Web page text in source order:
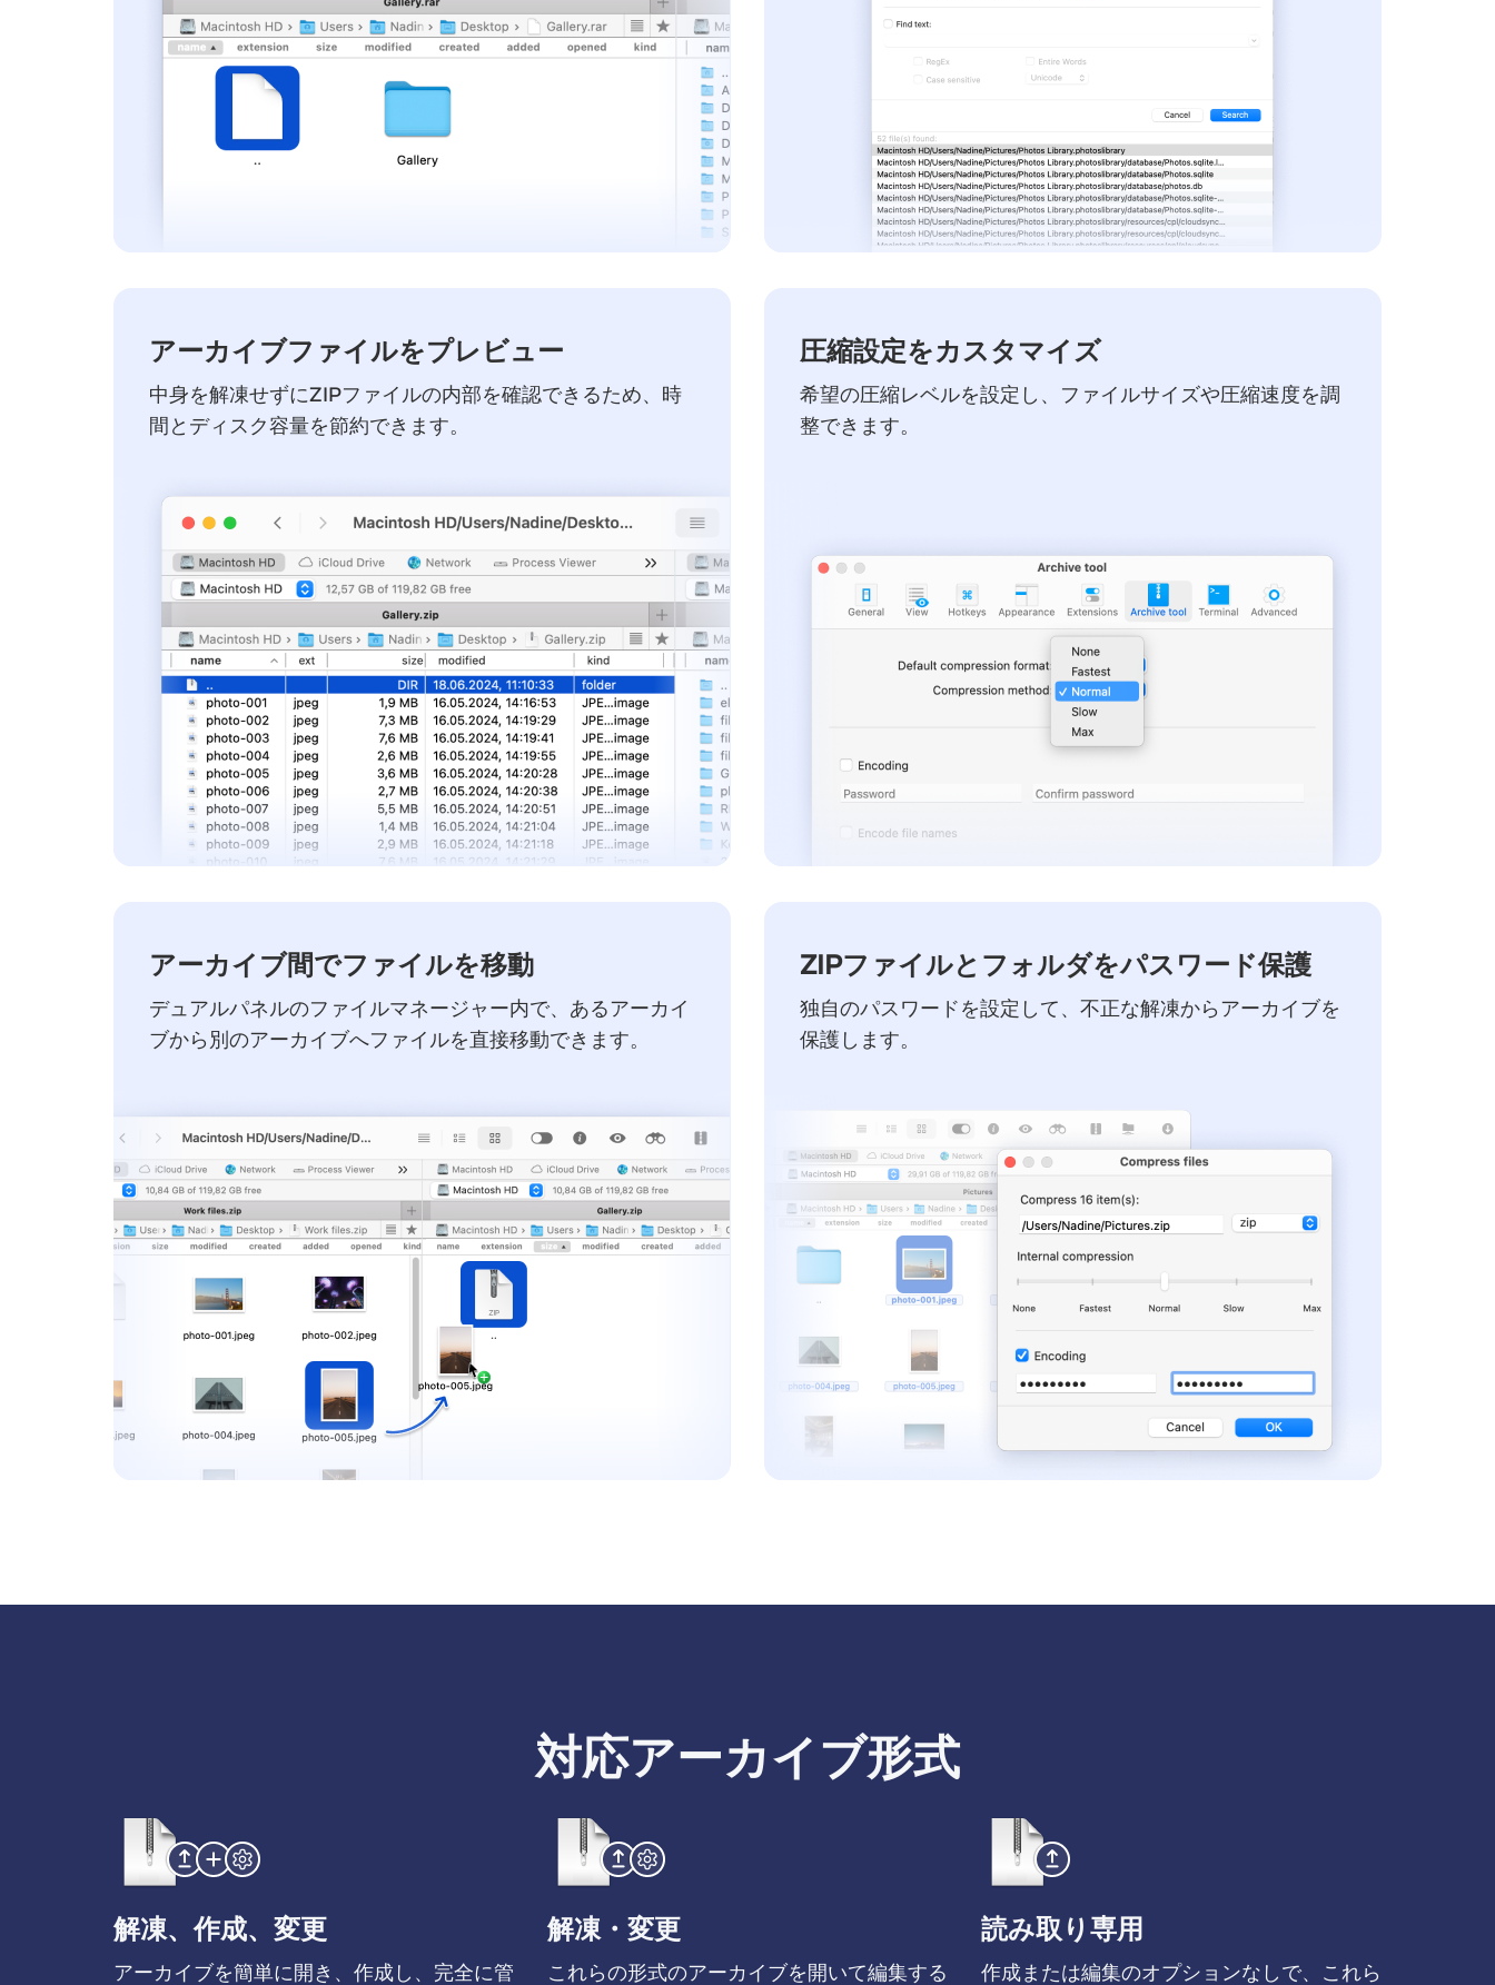
アーカイブファイルをプレビュー
中身を解凍せずにZIPファイルの内部を確認できるため、時
間とディスク容量を節約できます。
圧縮設定をカスタマイズ
希望の圧縮レベルを設定し、ファイルサイズや圧縮速度を調
整できます。
アーカイブ間でファイルを移動
デュアルパネルのファイルマネージャー内で、あるアーカイ
ブから別のアーカイブへファイルを直接移動できます。
ZIPファイルとフォルダをパスワード保護
独自のパスワードを設定して、不正な解凍からアーカイブを
保護します。
対応アーカイブ形式
解凍、作成、変更
アーカイブを簡単に開き、作成し、完全に管
解凍・変更
これらの形式のアーカイブを開いて編集する
読み取り専用
作成または編集のオプションなしで、これら